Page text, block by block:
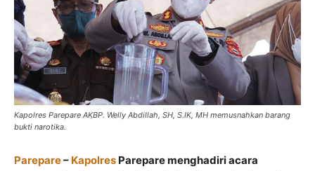
Kapolres Parepare AKBP. Welly Abdillah, SH, S.IK, MH memusnahkan barang
bukti narotika.
Parepare– Kapolres Parepare menghadiri acara